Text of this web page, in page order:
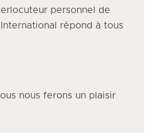
personnel de
International répond à tous
nous ferons un plaisir